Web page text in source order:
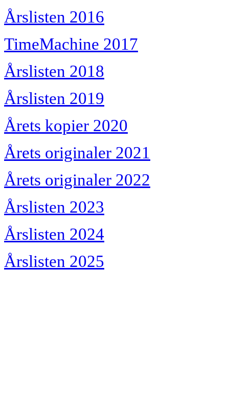
Årslisten 2016
TimeMachine 2017
Årslisten 2018
Årslisten 2019
Årets kopier 2020
Årets originaler 2021
Årets originaler 2022
Årslisten 2023
Årslisten 2024
Årslisten 2025